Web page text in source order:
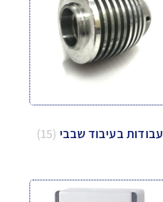
עבודות בעיבוד שבבי (15)